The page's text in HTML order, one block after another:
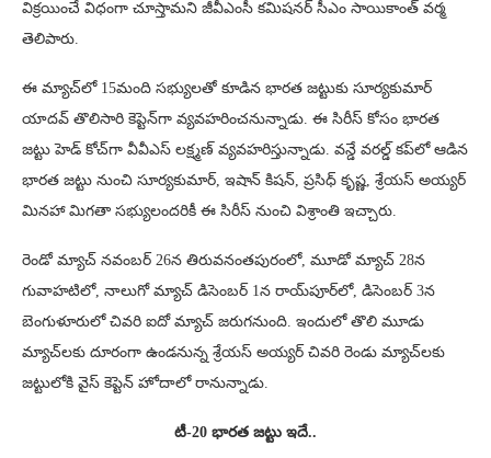
విక్రయించే విధంగా చూస్తామని జీవీఎంసీ కమిషనర్ సీఎం సాయికాంత్ వర్మ
తెలిపారు.
ఈ మ్యాచ్‌లో 15మంది సభ్యులతో కూడిన భారత జట్టుకు సూర్యకుమార్
యాదవ్ తొలిసారి కెప్టెన్‌గా వ్యవహరించనున్నాడు. ఈ సిరీస్ కోసం భారత
జట్టు హెడ్ కోచ్‌గా వీవీఎస్ లక్ష్మణ్ వ్యవహరిస్తున్నాడు. వన్డే వరల్డ్ కప్‌లో ఆడిన
భారత జట్టు నుంచి సూర్యకుమార్, ఇషాన్ కిషన్, ప్రసిధ్ కృష్ణ, శ్రేయస్ అయ్యర్
మినహా మిగతా సభ్యులందరికీ ఈ సిరీస్ నుంచి విశ్రాంతి ఇచ్చారు.
రెండో మ్యాచ్ నవంబర్ 26న తిరువనంతపురంలో, మూడో మ్యాచ్ 28న
గువాహటిలో, నాలుగో మ్యాచ్ డిసెంబర్ 1న రాయ్‌పూర్‌లో, డిసెంబర్ 3న
బెంగుళూరులో చివరి ఐదో మ్యాచ్ జరుగనుంది. ఇందులో తొలి మూడు
మ్యాచ్‌లకు దూరంగా ఉండనున్న శ్రేయస్ అయ్యర్ చివరి రెండు మ్యాచ్‌లకు
జట్టులోకి వైస్ కెప్టెన్‌ హోదాలో రానున్నాడు.
టీ-20 భారత జట్టు ఇదే..